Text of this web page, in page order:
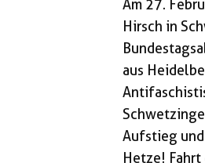
Am 27.
Hirsch in
aus
Aufstieg und
Hetze!